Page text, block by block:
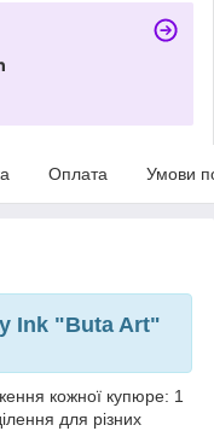
Оплата Умови
Ink "Buta Art"
кожної купюре: 1
для різних